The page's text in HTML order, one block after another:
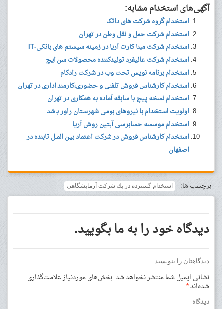
آگهی‌های استخدام مشابه:
استخدام گروه شرکت های داتک
استخدام شرکت حمل و نقل وطن در تهران
استخدام شرکت مبنا کارت آریا در زمینه سیستم های بانکی-IT
استخدام شرکت عالیفرد تولیدکننده محصولات سن ایچ
استخدام برنامه نویس تحت وب در شرکت رادکام
استخدام کارشناس فروش تلفنی و حضوری،کارمند اداری در تهران
استخدام نسخه پیچ با سابقه آماده به همکاری در تهران
اولویت استخدام با نیروهای بومی شهرستان راور باشد
استخدام موسسه حسابرسی آبتین روش آریا
استخدام کارشناس فروش در شرکت اعتماد بین الملل تابنده در
اصفهان
برچسب ها: استخدام گسترده در يك شركت آزمايشگاهی
دیدگاه خود را به ما بگویید.
دیدگاهتان را بنویسید
نشانی ایمیل شما منتشر نخواهد شد.بخش‌های موردنیاز علامت‌گذاری
شده‌اند*
دیدگاه